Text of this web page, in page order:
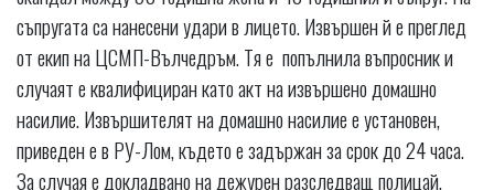
съпругата са нанесени удари в лицето. Извършен й е преглед
от екип на ЦСМП-Вълчедръм. Тя е попълнила въпросник и
случаят е квалифициран като акт на извършено домашно
насилие. Извършителят на домашно насилие е установен,
приведен е в РУ-Лом, където е задържан за срок до 24 часа.
За случая е докладвано на дежурен разследващ полицай,